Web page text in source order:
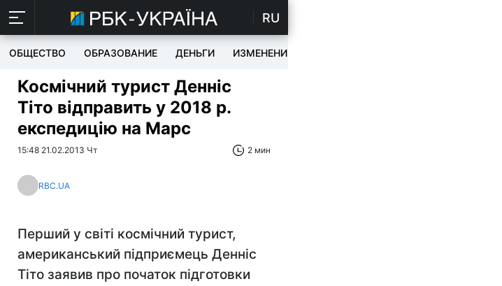
RU
ОБЩЕСТВО ОБРАЗОВАНИЕ ДЕНЬГИ ИЗМЕНЕНИЯ
Космічний турист Денніс
Тіто відправить у 2018 р.
експедицію на Марс
15:48 21.02.2013 Чт 2 мин
RBC.UA
Перший у світі космічний турист,
американський підприємець Денніс
Тіто заявив про початок підготовки